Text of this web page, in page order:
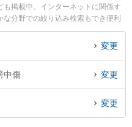
掲載中。インターネットに関係す
分野での絞り込み検索もでき便利
諭弁護士や家藤法律事務所の家藤 卓
士のプロフィール情報や弁護士費
初回相談無料で誹謗中傷を法律相
したい』などでお困りの相談者さ
変更
中傷 変更
変更